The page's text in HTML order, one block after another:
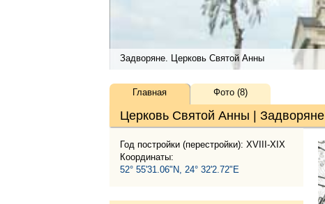
Задворяне. Церковь Святой Анны
Церковь Святой Анны | Задворяне
Главная Фото (8)
Год постройки (перестройки): XVIII-XIX
Координаты:
52° 55'31.06"N, 24° 32'2.72"E